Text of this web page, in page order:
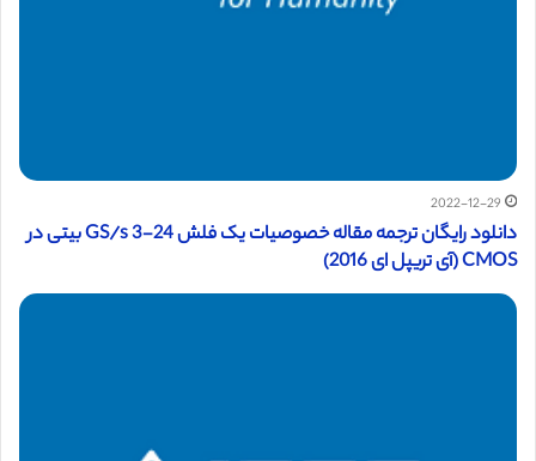
2022-12-29
دانلود رایگان ترجمه مقاله خصوصیات یک فلش 24-GS/s 3 بیتی در
CMOS (آی تریپل ای 2016)